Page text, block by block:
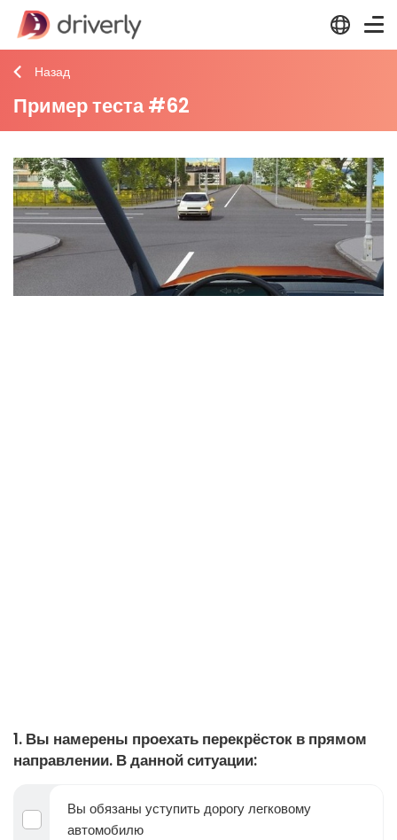
Назад
Пример теста #62
1. Вы намерены проехать перекрёсток в прямом
направлении. В данной ситуации:
Вы обязаны уступить дорогу легковому
автомобилю